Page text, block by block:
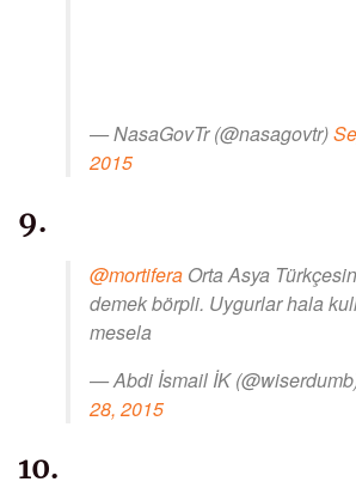
— NasaGovTr (@nasagovtr)
2015
9.
@mortifera Orta Asya
demek börpli. Uygurlar hala
mesela
— Abdi İsmail İK
28, 2015
10.